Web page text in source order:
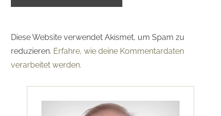
Diese Website verwendet Akismet, um Spam zu
reduzieren. Erfahre, wie deine Kommentardaten
verarbeitet werden.